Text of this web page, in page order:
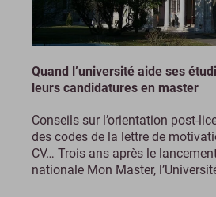
Quand l’université aide ses
leurs candidatures en master
Conseils sur l’orientation post-
des codes de la lettre de
CV… Trois ans après le
nationale Mon Master,